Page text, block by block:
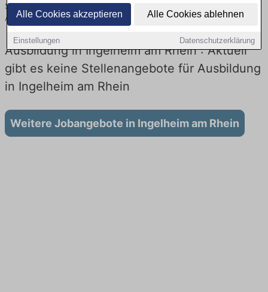
Alle Cookies akzeptieren Alle Cookies ablehnen
Einstellungen Datenschutzerklärung
Sie von namhaften Firmen. Entdecken Sie freie Optionen von Top-
Arbeitgebern und bewerben Sie sich noch heute.
Ausbildung in Ingelheim am Rhein : Aktuell
gibt es keine Stellenangebote für Ausbildung
in Ingelheim am Rhein
Weitere Jobangebote in Ingelheim am Rhein